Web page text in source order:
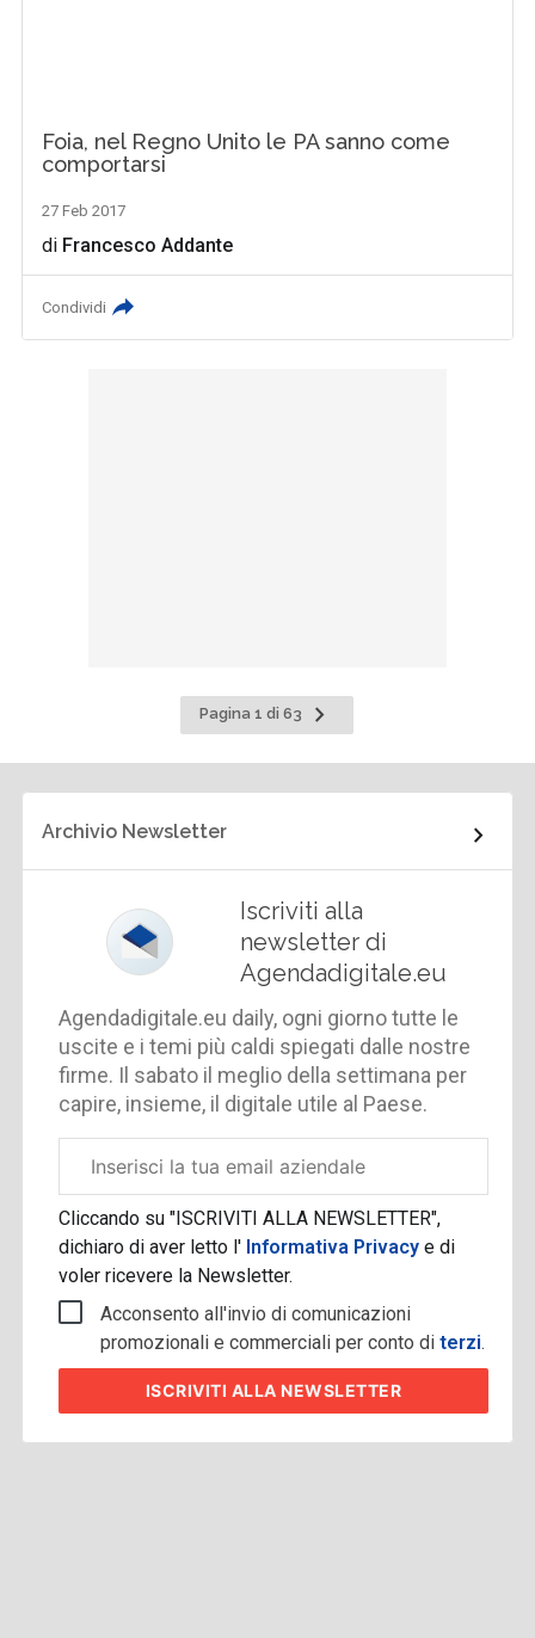
Foia, nel Regno Unito le PA sanno come
comportarsi
27 Feb 2017
di Francesco Addante
Condividi
Pagina 1 di 63
Pagina
successiva
Archivio Newsletter
Iscriviti alla
newsletter di
Agendadigitale.eu
Agendadigitale.eu daily, ogni giorno tutte le
uscite e i temi più caldi spiegati dalle nostre
firme. Il sabato il meglio della settimana per
capire, insieme, il digitale utile al Paese.
aziendale
Cliccando su "ISCRIVITI ALLA NEWSLETTER",
dichiaro di aver letto l' Informativa Privacye di
voler ricevere la Newsletter.
Acconsento all'invio di comunicazioni
promozionali e commerciali per conto diterzi.
ISCRIVITI ALLA NEWSLETTER